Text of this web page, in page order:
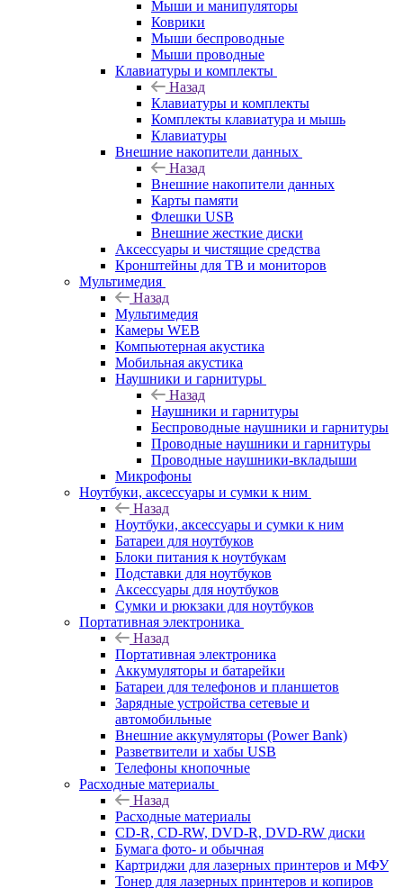
Мыши и манипуляторы
Коврики
Мыши беспроводные
Мыши проводные
Клавиатуры и комплекты
Назад
Клавиатуры и комплекты
Комплекты клавиатура и мышь
Клавиатуры
Внешние накопители данных
Назад
Внешние накопители данных
Карты памяти
Флешки USB
Внешние жесткие диски
Аксессуары и чистящие средства
Кронштейны для ТВ и мониторов
Мультимедия
Назад
Мультимедия
Камеры WEB
Компьютерная акустика
Мобильная акустика
Наушники и гарнитуры
Назад
Наушники и гарнитуры
Беспроводные наушники и гарнитуры
Проводные наушники и гарнитуры
Проводные наушники-вкладыши
Микрофоны
Ноутбуки, аксессуары и сумки к ним
Назад
Ноутбуки, аксессуары и сумки к ним
Батареи для ноутбуков
Блоки питания к ноутбукам
Подставки для ноутбуков
Аксессуары для ноутбуков
Сумки и рюкзаки для ноутбуков
Портативная электроника
Назад
Портативная электроника
Аккумуляторы и батарейки
Батареи для телефонов и планшетов
Зарядные устройства сетевые и
автомобильные
Внешние аккумуляторы (Power Bank)
Разветвители и хабы USB
Телефоны кнопочные
Расходные материалы
Назад
Расходные материалы
CD-R, CD-RW, DVD-R, DVD-RW диски
Бумага фото- и обычная
Картриджи для лазерных принтеров и МФУ
Тонер для лазерных принтеров и копиров